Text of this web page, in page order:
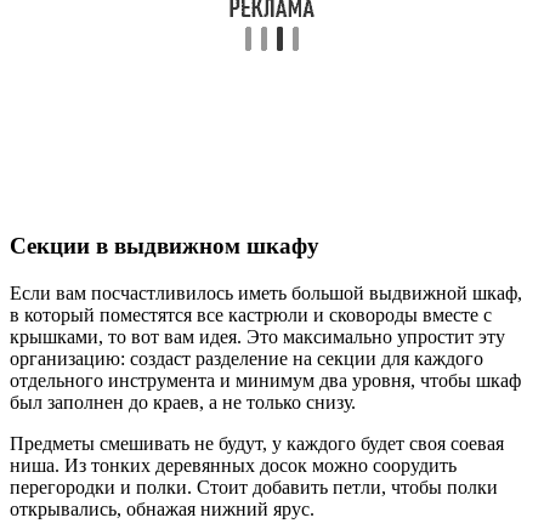
Секции в выдвижном шкафу
Если вам посчастливилось иметь большой выдвижной шкаф,
в который поместятся все кастрюли и сковороды вместе с
крышками, то вот вам идея. Это максимально упростит эту
организацию: создаст разделение на секции для каждого
отдельного инструмента и минимум два уровня, чтобы шкаф
был заполнен до краев, а не только снизу.
Предметы смешивать не будут, у каждого будет своя соевая
ниша. Из тонких деревянных досок можно соорудить
перегородки и полки. Стоит добавить петли, чтобы полки
открывались, обнажая нижний ярус.